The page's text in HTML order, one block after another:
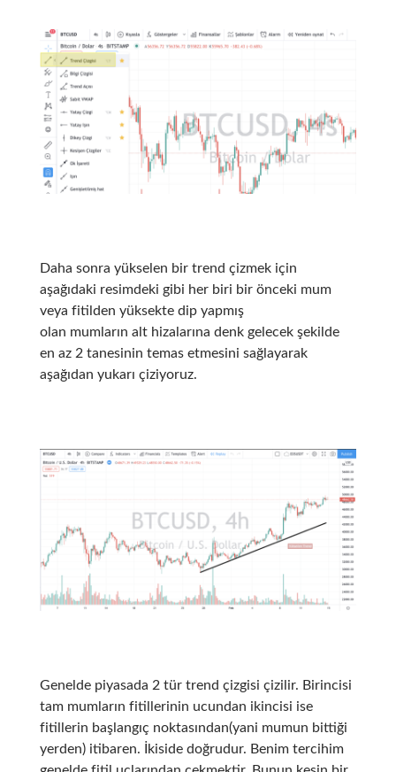
Daha sonra yükselen bir trend çizmek için
aşağıdaki resimdeki gibi her biri bir önceki mum
veya fitilden yüksekte dip yapmış
olan mumların alt hizalarına denk gelecek şekilde
en az 2 tanesinin temas etmesini sağlayarak
aşağıdan yukarı çiziyoruz.
Genelde piyasada 2 tür trend çizgisi çizilir. Birincisi
tam mumların fitillerinin ucundan ikincisi ise
fitillerin başlangıç noktasından(yani mumun bittiği
yerden) itibaren. İkiside doğrudur. Benim tercihim